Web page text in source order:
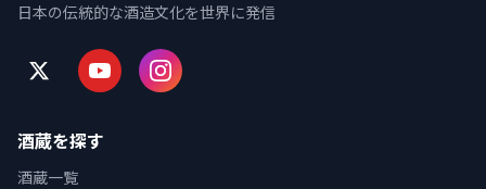
日本の伝統的な酒造文化を世界に発信
酒蔵を探す
酒蔵一覧